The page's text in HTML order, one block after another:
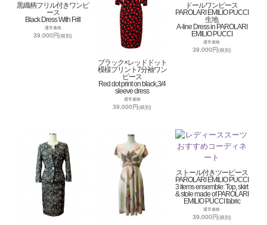
黒織柄フリル付きワンピ
ース
Black Dress With Frill
通常価格
39,000円(税別)
ブラック×レッドドット
模様プリント7分袖ワン
ピース
Red dot print on black,3/4
sleeve dress
通常価格
39,000円(税別)
ドールワンピース
PAROLARI EMILIO PUCCI
生地
A-line Dress in PAROLARI
EMILIO PUCCI
通常価格
39,000円(税別)
ストール付きツーピース
PAROLARI EMILIO PUCCI
3 items ensemble: Top, skirt
& stole made of PAROLARI
EMILIO PUCCI fabric
通常価格
39,000円(税別)